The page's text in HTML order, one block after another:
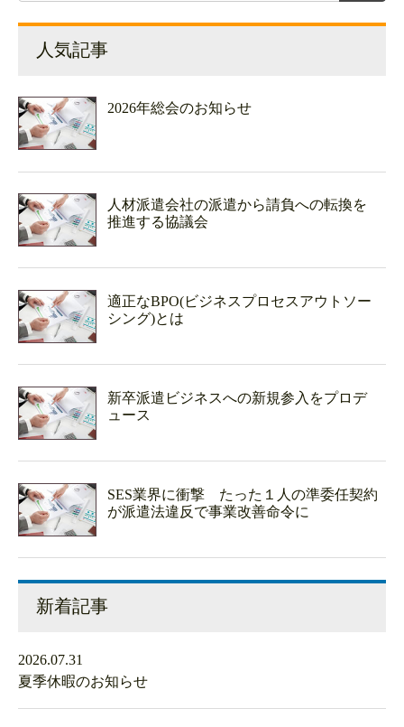
人気記事
2026年総会のお知らせ
人材派遣会社の派遣から請負への転換を
推進する協議会
適正なBPO(ビジネスプロセスアウトソー
シング)とは
新卒派遣ビジネスへの新規参入をプロデ
ュース
SES業界に衝撃 たった１人の準委任契約
が派遣法違反で事業改善命令に
新着記事
2026.07.31
夏季休暇のお知らせ